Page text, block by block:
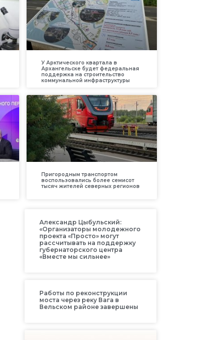
У Арктического квартала в
Архангельске будет федеральная
поддержка на строительство
коммунальной инфраструктуры
Пригородным транспортом
воспользовались более семисот
тысяч жителей северных регионов
Александр Цыбульский:
«Организаторы молодежного
проекта «Просто» могут
рассчитывать на поддержку
губернаторского центра
«Вместе мы сильнее»
Работы по реконструкции
моста через реку Вага в
Вельском районе завершены